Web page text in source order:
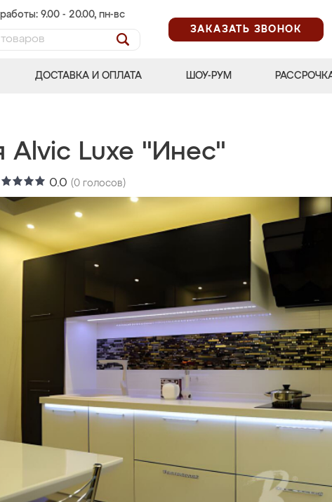
работы: 9.00 - 20.00, пн-вс
ЗАКАЗАТЬ ЗВОНОК
ДОСТАВКА И ОПЛАТА ШОУ-РУМ
Alvic Luxe "Инес"
0.0 (0 голосов)